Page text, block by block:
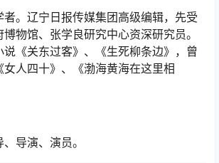
。辽宁日报传媒集团高级编辑，先受
物馆、张学良研究中心资深研究员。
《关东过客》、《生死柳条边》，曾
人四十》、《渤海黄海在这里相
导演、演员。